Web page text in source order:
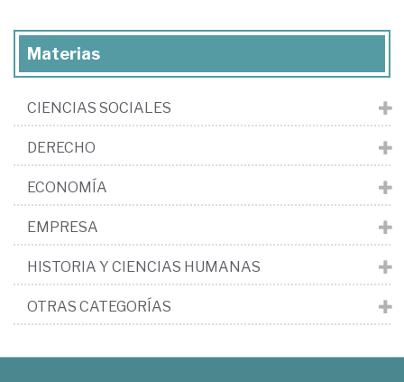
Materias
CIENCIAS SOCIALES
DERECHO
ECONOMÍA
EMPRESA
HISTORIA Y CIENCIAS HUMANAS
OTRAS CATEGORÍAS